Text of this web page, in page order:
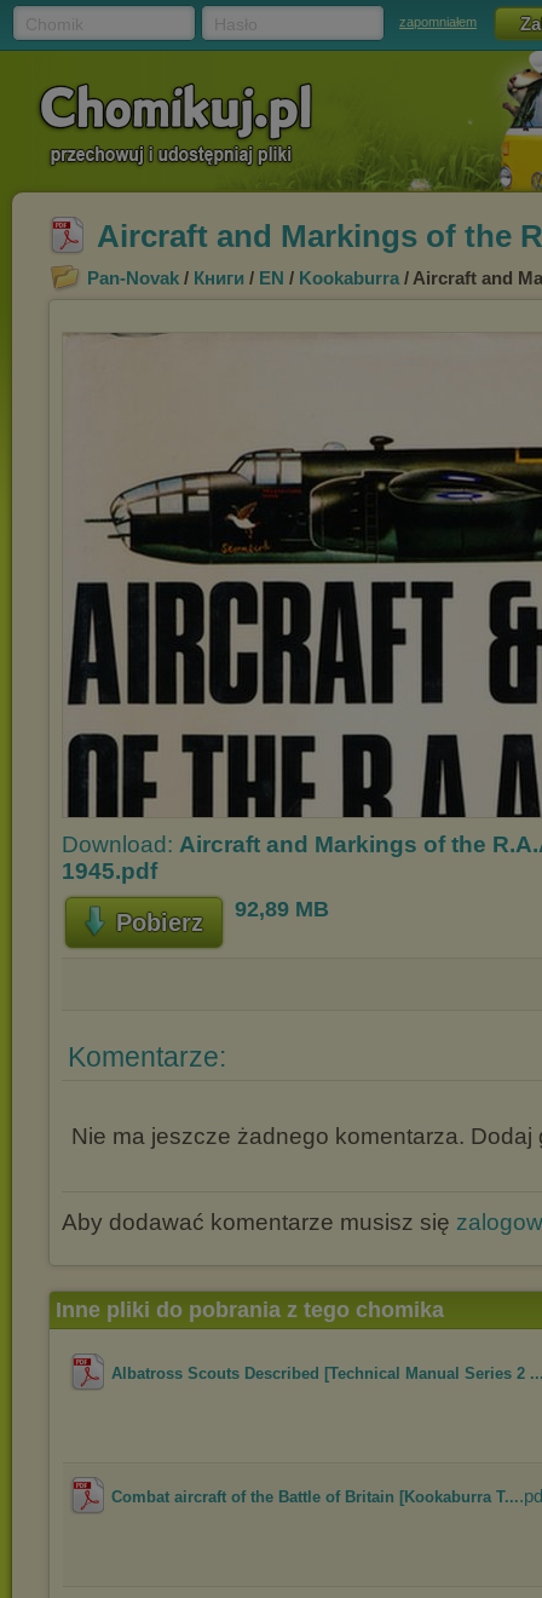
zapomniałem
Aircraft and Markings of the
Pan-Novak / Книги / EN / Kookaburra / Aircraft and
Download: Aircraft and Markings of the
1945.pdf
Pobierz 92,89 MB
Komentarze:
Nie ma jeszcze żadnego komentarza. Dodaj
Aby dodawać komentarze musisz się
Inne pliki do pobrania z tego chomika
Albatross Scouts Described [Technical Manual Series 2
Combat aircraft of the Battle of Britain [Kookaburra T...